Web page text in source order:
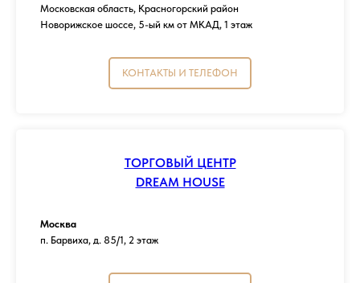
Московская область, Красногорский район
Новорижское шоссе, 5-ый км от МКАД, 1 этаж
КОНТАКТЫ И ТЕЛЕФОН
ТОРГОВЫЙ ЦЕНТР
DREAM HOUSE
Москва
п. Барвиха, д. 85/1, 2 этаж